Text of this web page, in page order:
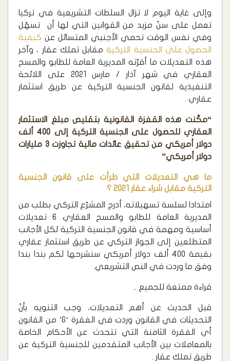
وإلى غاية اليوم لا تزال السلطات التشريعية في تركيا
تعمل على سنّ مزيد من القوانين التي لها أن تسهّل
وفي نفس الوقت تحمي الأجنبي المتسائل عن كيفية
الحصول على الجنسية التركيةمقابل تملك عقار ، وآخر
هذه التعديلات ما أقرّته المديرية العامة للطابو والمسح
العقاري في شهر آذار / مارس 2021 على اللائحة
التنفيذية لقانون الجنسية التركية عن طريق استثمار
عقاري .
“مكّنت هذه القفزة القانونية بتقليص مبلغ الاستثمار
العقاري للحصول على الجنسية التركية إلى 400 ألف
دولار أمريكي من تحقيق عائدات مالية تجاوزت 3 مليارات
دولار أمريكي”
ما هي التعديلات التي طرأت على قانون الجنسية
التركية مقابل شراء عقار 2021 ؟
امتدادا لسلسة تسهيلاته، أدرج المشرّع التركي بطلب من
المديرية العامة للطابو والمسح العقاري 6 تعديلات
أساسية ومهمة في قانون الجنسية التركية لكل الأجانب
المتطلعين إلى الجواز التركي عن طريق استثمار عقاري
بقيمة 400 ألف دولار أمريكي سنشرحها لكم بندا بندا
وفق ما وردت في النص التشريعي.
قراءة ممتعة للجميع ..
قبل الحديث عن أهم التعديلات، وجب التنويه بأنّ
التحديثات في القانون وردت في الفقرة ‘G’ من القانون
أي الفقرة الثامنة التي تتحدث عن الأحكام الخاصة
بالمعاملات بين الأجانب المتقدمين للجنسية التركية عن
طريق تملك عقار .